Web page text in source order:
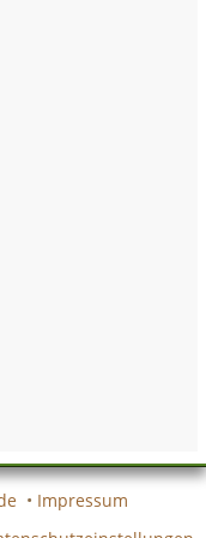
• Impressum